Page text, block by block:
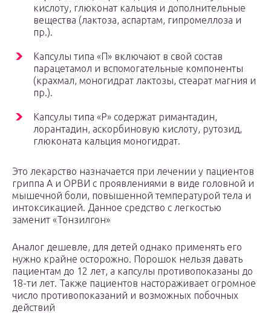
кислоту, глюконат кальция и дополнительные
вещества (лактоза, аспартам, гипромеллоза и
пр.).
Капсулы типа «П» включают в свой состав
парацетамол и вспомогательные компоненты
(крахмал, моногидрат лактозы, стеарат магния и
пр.).
Капсулы типа «Р» содержат римантадин,
лорантадин, аскорбиновую кислоту, рутозид,
глюконата кальция моногидрат.
Это лекарство назначается при лечении у пациентов
гриппа А и ОРВИ с проявлениями в виде головной и
мышечной боли, повышенной температурой тела и
интоксикацией. Данное средство с легкостью
заменит «Тонзилгон»
Аналог дешевле, для детей однако применять его
нужно крайне осторожно. Порошок нельзя давать
пациентам до 12 лет, а капсулы противопоказаны до
18-ти лет. Также пациентов настораживает огромное
число противопоказаний и возможных побочных
действий